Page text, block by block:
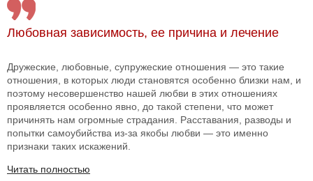
Любовная зависимость, ее причина и лечение
Дружеские, любовные, супружеские отношения — это такие
отношения, в которых люди становятся особенно близки нам, и
поэтому несовершенство нашей любви в этих отношениях
проявляется особенно явно, до такой степени, что может
причинять нам огромные страдания. Расставания, разводы и
попытки самоубийства из-за якобы любви — это именно
признаки таких искажений.
Читать полностью